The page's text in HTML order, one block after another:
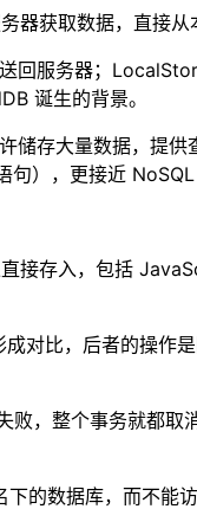
器获取数据，直接从
回服务器；
诞生的背景。
存大量数据，提供
），更接近 NoSQL
存入，包括
对比，后者的操作
，整个事务就都取
的数据库，而不能访